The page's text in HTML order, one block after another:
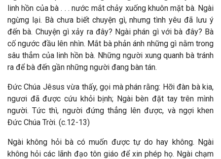
linh hồn của bà . . . nước mắt chảy xuống khuôn mặt bà. Ngài
ngừng lại. Bà chưa biết chuyện gì, nhưng tình yêu đã lưu ý
đến bà. Chuyện gì xảy ra đây? Ngài phán gì với bà đây? Bà
cố ngước đầu lên nhìn. Mắt bà phản ánh những gì nằm trong
sâu thẳm của linh hồn bà. Những người xung quanh bà tránh
ra để bà đến gần những người đang bàn tán.
Đức Chúa Jêsus vừa thấy, gọi mà phán rằng: Hỡi đàn bà kia,
ngươi đã được cứu khỏi bịnh; Ngài bèn đặt tay trên mình
người. Tức thì, người đứng thẳng lên được, và ngợi khen
Đức Chúa Trời. (c.12-13)
Ngài không hỏi bà có muốn được tự do hay không. Ngài
không hỏi các lãnh đạo tôn giáo để xin phép họ. Ngài chạm